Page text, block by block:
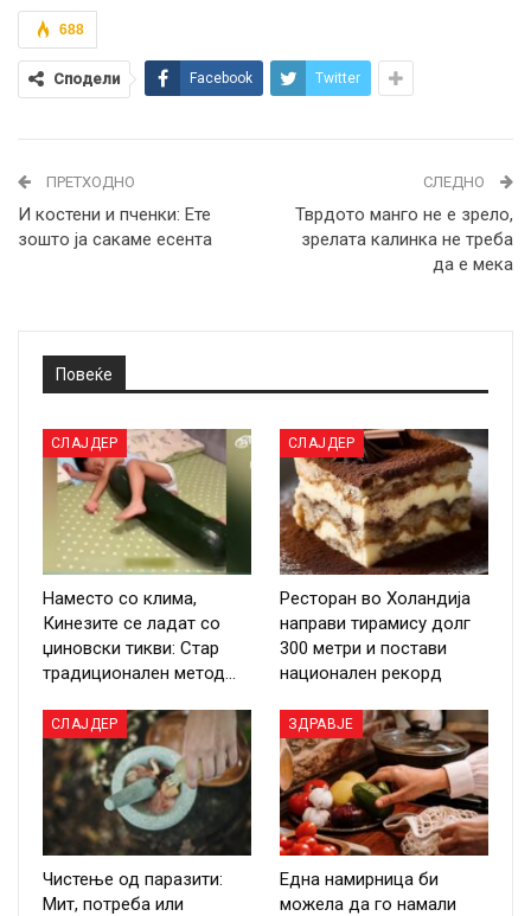
688
Сподели Facebook Twitter
ПРЕТХОДНО
И костени и пченки: Ете
зошто ја сакаме есента
СЛЕДНО
Тврдото манго не е зрело,
зрелата калинка не треба
да е мека
Повеќе
СЛАЈДЕР
Наместо со клима,
Кинезите се ладат со
џиновски тикви: Стар
традиционален метод…
СЛАЈДЕР
Ресторан во Холандија
направи тирамису долг
300 метри и постави
национален рекорд
СЛАЈДЕР
Чистење од паразити:
Мит, потреба или
ЗДРАВЈЕ
Една намирница би
можела да го намали